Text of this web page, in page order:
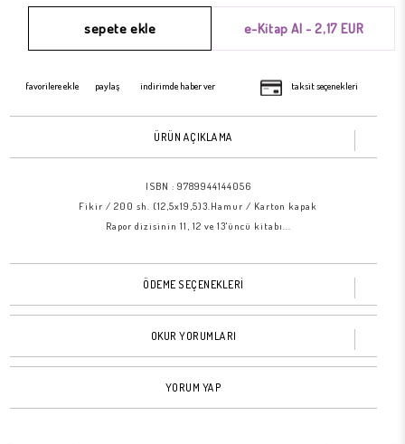
favorilere ekle paylaş indirimde haber ver taksit seçenekleri
ÜRÜN AÇIKLAMA
ISBN : 9789944144056
Fikir / 200 sh. (12,5x19,5)3.Hamur / Karton kapak
Rapor dizisinin 11, 12 ve 13'üncü kitabı...
ÖDEME SEÇENEKLERİ
OKUR YORUMLARI
YORUM YAP